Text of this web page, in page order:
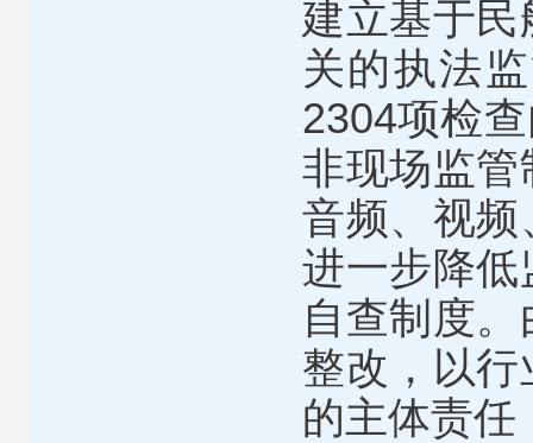
建立基于
关的执法
2304项检
非现场监管
音频、视频
进一步降低
自查制度
整改，以
的主体责任